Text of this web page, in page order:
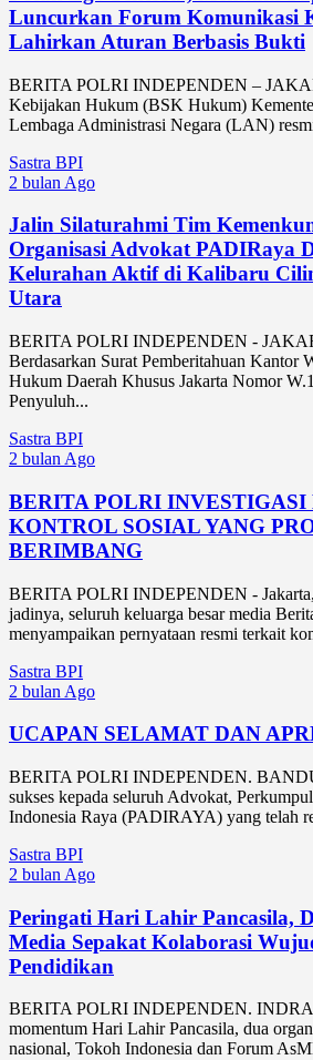
Luncurkan Forum Komunikasi
Lahirkan Aturan Berbasis Bukti
BERITA POLRI INDEPENDEN –
Kebijakan Hukum (BSK Hukum)
Lembaga Administrasi Negara (LAN)
Sastra BPI
2 bulan Ago
Jalin Silaturahmi Tim
Organisasi Advokat PADIRaya
Kelurahan Aktif di Kalibaru
Utara
BERITA POLRI INDEPENDEN -
Berdasarkan Surat Pemberitahuan Kantor
Hukum Daerah Khusus Jakarta Nomor
Penyuluh...
Sastra BPI
2 bulan Ago
BERITA POLRI
KONTROL SOSIAL YANG
BERIMBANG
BERITA POLRI INDEPENDEN -
jadinya, seluruh keluarga besar media
menyampaikan pernyataan resmi terkait
Sastra BPI
2 bulan Ago
UCAPAN SELAMAT DAN
BERITA POLRI INDEPENDEN.
sukses kepada seluruh Advokat,
Indonesia Raya (PADIRAYA) yang telah
Sastra BPI
2 bulan Ago
Peringati Hari Lahir Pancasila,
Media Sepakat Kolaborasi
Pendidikan
BERITA POLRI INDEPENDEN.
momentum Hari Lahir Pancasila, dua
nasional, Tokoh Indonesia dan Forum